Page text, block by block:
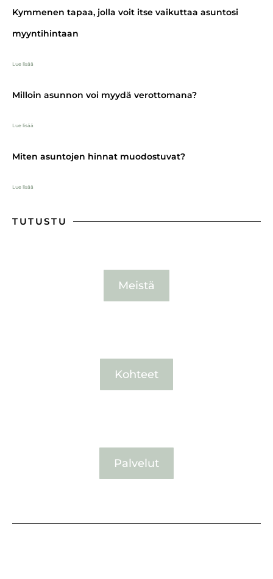
Kymmenen tapaa, jolla voit itse vaikuttaa asuntosi
myyntihintaan
Lue lisää
Milloin asunnon voi myydä verottomana?
Lue lisää
Miten asuntojen hinnat muodostuvat?
Lue lisää
TUTUSTU
Meistä
Kohteet
Palvelut